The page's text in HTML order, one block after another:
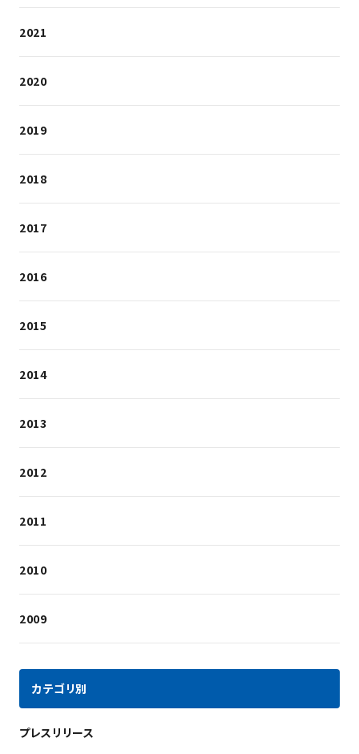
2021
2020
2019
2018
2017
2016
2015
2014
2013
2012
2011
2010
2009
カテゴリ別
プレスリリース